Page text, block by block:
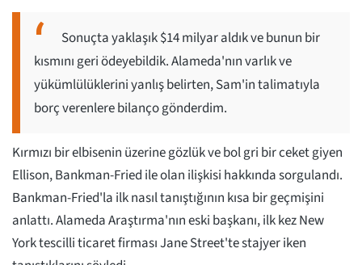
Sonuçta yaklaşık $14 milyar aldık ve bunun bir
kısmını geri ödeyebildik. Alameda'nın varlık ve
yükümlülüklerini yanlış belirten, Sam'in talimatıyla
borç verenlere bilanço gönderdim.
Kırmızı bir elbisenin üzerine gözlük ve bol gri bir ceket giyen
Ellison, Bankman-Fried ile olan ilişkisi hakkında sorgulandı.
Bankman-Fried'la ilk nasıl tanıştığının kısa bir geçmişini
anlattı. Alameda Araştırma'nın eski başkanı, ilk kez New
York tescilli ticaret firması Jane Street'te stajyer iken